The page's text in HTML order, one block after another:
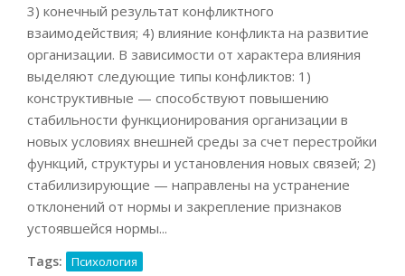
3) конечный результат конфликтного
взаимодействия; 4) влияние конфликта на развитие
организации. В зависимости от характера влияния
выделяют следующие типы конфликтов: 1)
конструктивные — способствуют повышению
стабильности функционирования организации в
новых условиях внешней среды за счет перестройки
функций, структуры и установления новых связей; 2)
стабилизирующие — направлены на устранение
отклонений от нормы и закрепление признаков
устоявшейся нормы...
Tags: Психология